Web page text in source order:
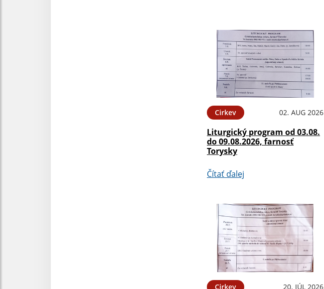
Cirkev 02. AUG 2026
Liturgický program od 03.08.
do 09.08.2026, farnosť
Torysky
Čítať ďalej
Cirkev 20. JÚL 2026